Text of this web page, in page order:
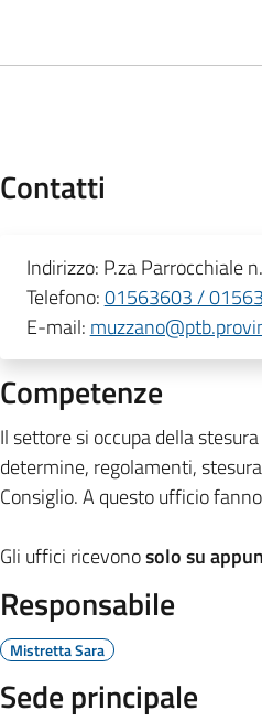
Contatti
Indirizzo: P.za Parrocchiale
Telefono:01563603 /
E-mail:
Competenze
Il settore si occupa della
determine, regolamenti,
Consiglio. A questo ufficio
Gli uffici ricevonosolo su
Responsabile
Mistretta Sara
Sede principale